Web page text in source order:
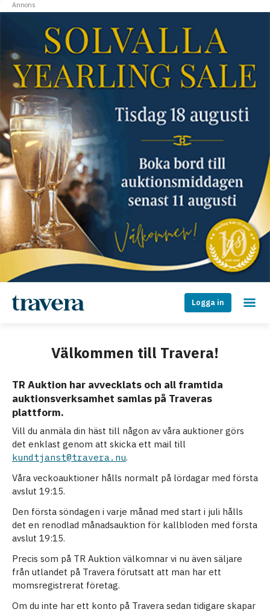
Annons
Logga in
Välkommen till Travera!
TR Auktion har avvecklats och all framtida
auktionsverksamhet samlas på Traveras
plattform.
Vill du anmäla din häst till någon av våra auktioner görs
det enklast genom att skicka ett mail till
kundtjanst@travera.nu.
Våra veckoauktioner hålls normalt på lördagar med första
avslut 19:15.
Den första söndagen i varje månad med start i juli hålls
det en renodlad månadsauktion för kallbloden med första
avslut 19:15.
Precis som på TR Auktion välkomnar vi nu även säljare
från utlandet på Travera förutsatt att man har ett
momsregistrerat företag.
Om du inte har ett konto på Travera sedan tidigare skapar